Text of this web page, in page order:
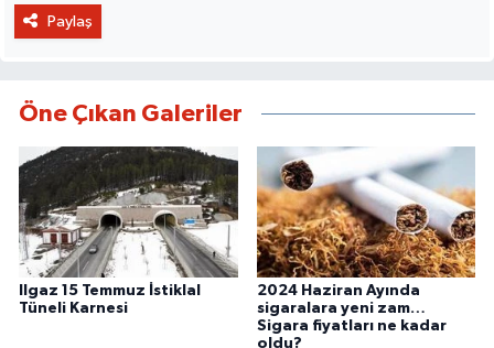
Paylaş
Öne Çıkan Galeriler
Ilgaz 15 Temmuz İstiklal
Tüneli Karnesi
2024 Haziran Ayında
sigaralara yeni zam…
Sigara fiyatları ne kadar
oldu?